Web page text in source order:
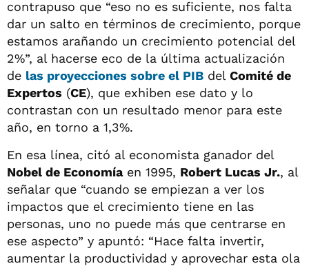
contrapuso que “eso no es suficiente, nos falta
dar un salto en términos de crecimiento, porque
estamos arañando un crecimiento potencial del
2%”, al hacerse eco de la última actualización
de las proyecciones sobre el PIB del Comité de
Expertos (CE), que exhiben ese dato y lo
contrastan con un resultado menor para este
año, en torno a 1,3%.
En esa línea, citó al economista ganador del
Nobel de Economíaen 1995, Robert Lucas Jr., al
señalar que “cuando se empiezan a ver los
impactos que el crecimiento tiene en las
personas, uno no puede más que centrarse en
ese aspecto” y apuntó: “Hace falta invertir,
aumentar la productividad y aprovechar esta ola